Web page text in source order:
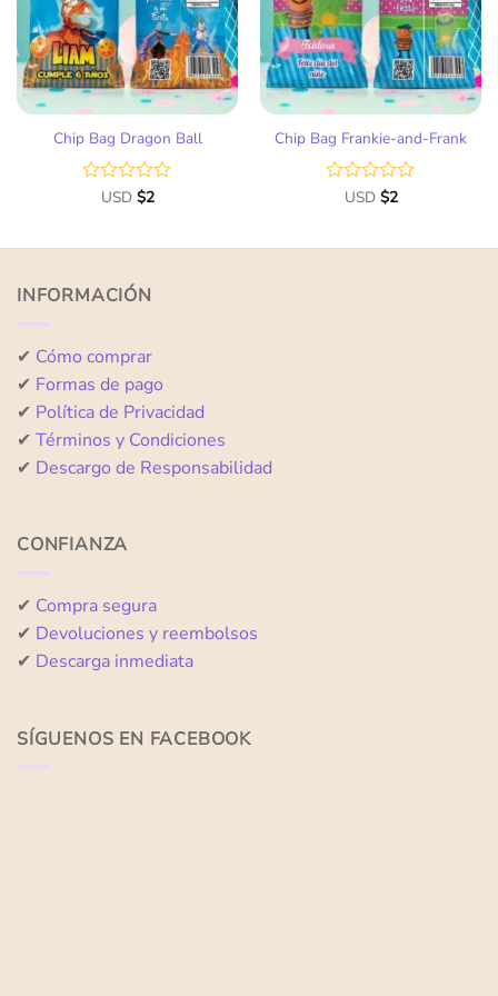
deseos
Chip Bag Dragon Ball
Valorado
de
USD $2
deseos
Chip Bag Frankie-and-Frank
Valorado
de
USD $2
INFORMACIÓN
✔ Cómo comprar
✔ Formas de pago
✔ Política de Privacidad
✔ Términos y Condiciones
✔ Descargo de Responsabilidad
CONFIANZA
✔ Compra segura
✔ Devoluciones y reembolsos
✔ Descarga inmediata
SÍGUENOS EN FACEBOOK